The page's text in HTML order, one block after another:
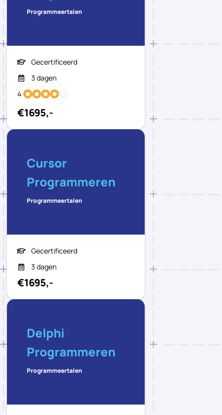
Programmeertalen
Gecertificeerd
3 dagen
4
€1695,-
Cursor
Programmeren
Programmeertalen
Gecertificeerd
3 dagen
€1695,-
Delphi
Programmeren
Programmeertalen